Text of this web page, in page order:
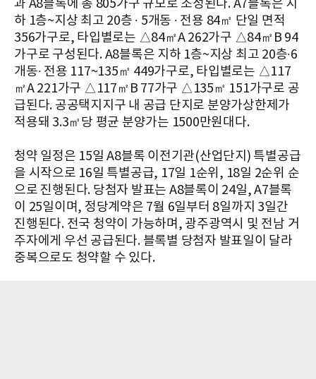
과 A8블록에 총 805가구 규모로 조성된다. A7블록은 지
하 1층~지상 최고 20층 ∙ 5개동 ∙ 전용 84㎡ 단일 면적
356가구로, 타입별로는 △84㎡A 262가구 △84㎡B 94
가구로 구성된다. A8블록은 지하 1층~지상 최고 20층∙6
개동∙ 전용 117~135㎡ 449가구로, 타입별로는 △117
㎡A 221가구 △117㎡B 77가구 △135㎡ 151가구로 공
급된다. 공공택지지구 내 공급 단지로 분양가상한제가
적용돼 3.3㎡당 평균 분양가는 1500만원대다.
청약 일정은 15일 A8블록 이전기관(산업단지) 특별공급
을 시작으로 16일 특별공급, 17일 1순위, 18일 2순위 순
으로 진행된다. 당첨자 발표는 A8블록이 24일, A7블록
이 25일이며, 정당계약은 7월 6일부터 8일까지 3일간
진행된다. 전국 청약이 가능하며, 광주광역시 및 전남 거
주자에게 우선 공급된다. 블록별 당첨자 발표일이 달라
중복으로도 청약할 수 있다.